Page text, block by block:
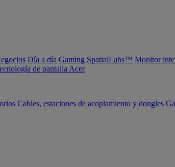
Día a día Gaming SpatialLabs™ Monitor
de pantalla Acer
Cables, estaciones de acoplamiento y dongles